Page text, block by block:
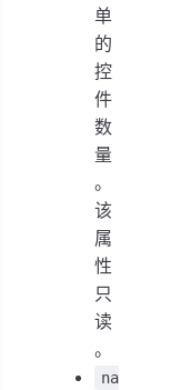
单
的
控
件
数
量
。
该
属
性
只
读
。
na